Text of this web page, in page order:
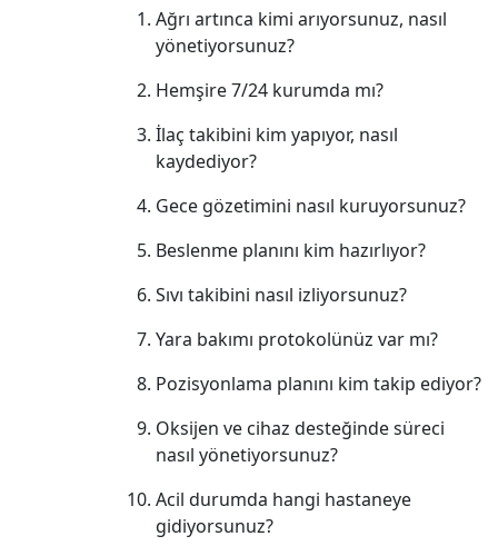
Ağrı artınca kimi arıyorsunuz, nasıl
yönetiyorsunuz?
Hemşire 7/24 kurumda mı?
İlaç takibini kim yapıyor, nasıl
kaydediyor?
Gece gözetimini nasıl kuruyorsunuz?
Beslenme planını kim hazırlıyor?
Sıvı takibini nasıl izliyorsunuz?
Yara bakımı protokolünüz var mı?
Pozisyonlama planını kim takip ediyor?
Oksijen ve cihaz desteğinde süreci
nasıl yönetiyorsunuz?
Acil durumda hangi hastaneye
gidiyorsunuz?